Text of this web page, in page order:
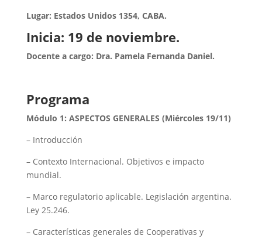
Lugar: Estados Unidos 1354, CABA.
Inicia: 19 de noviembre.
Docente a cargo: Dra. Pamela Fernanda Daniel.
Programa
Módulo 1: ASPECTOS GENERALES (Miércoles 19/11)
– Introducción
– Contexto Internacional. Objetivos e impacto
mundial.
– Marco regulatorio aplicable. Legislación argentina.
Ley 25.246.
– Características generales de Cooperativas y